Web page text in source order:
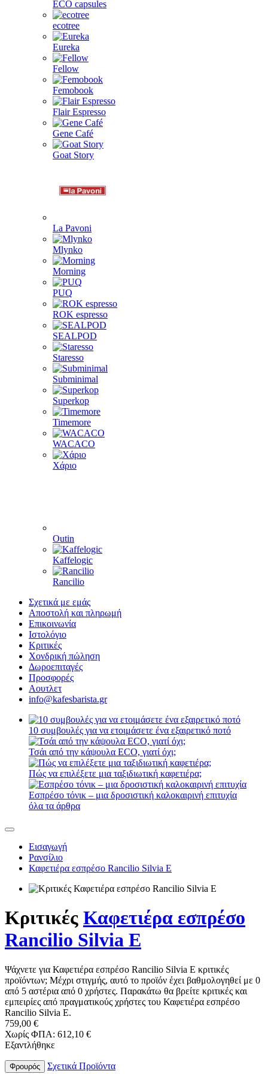
ECO capsules
ecotree
Eureka
Fellow
Femobook
Flair Espresso
Gene Café
Goat Story
La Pavoni
Mlynko
Morning
PUQ
ROK espresso
SEALPOD
Staresso
Subminimal
Superkop
Timemore
WACACO
Χάριο
Outin
Kaffelogic
Rancilio
Σχετικά με εμάς
Αποστολή και πληρωμή
Επικοινωνία
Ιστολόγιο
Κριτικές
Χονδρική πώληση
Δωροεπιταγές
Προσφορές
Αουτλετ
info@kafesbarista.gr
10 συμβουλές για να ετοιμάσετε ένα εξαιρετικό ποτό
Τσάι από την κάψουλα ECO, γιατί όχι;
Πώς να επιλέξετε μια ταξιδιωτική καφετιέρα;
Εσπρέσο τόνικ – μια δροσιστική καλοκαιρινή επιτυχία
όλα τα άρθρα
Εισαγωγή
Ρανσίλιο
Καφετιέρα εσπρέσο Rancilio Silvia E
Κριτικές Καφετιέρα εσπρέσο
Rancilio Silvia E
Ψάχνετε για Καφετιέρα εσπρέσο Rancilio Silvia E κριτικές
προϊόντων; Μέχρι στιγμής, αυτό το προϊόν έχει βαθμολογηθεί με 0
από 5 αστέρια από 0 χρήστες. Παρακάτω θα βρείτε κριτικές και
εμπειρίες από πραγματικούς χρήστες του Καφετιέρα εσπρέσο
Rancilio Silvia E.
759,00 €
Χωρίς ΦΠΑ: 612,10 €
Εξαντλήθηκε
Φρουρός Σχετικά Προϊόντα